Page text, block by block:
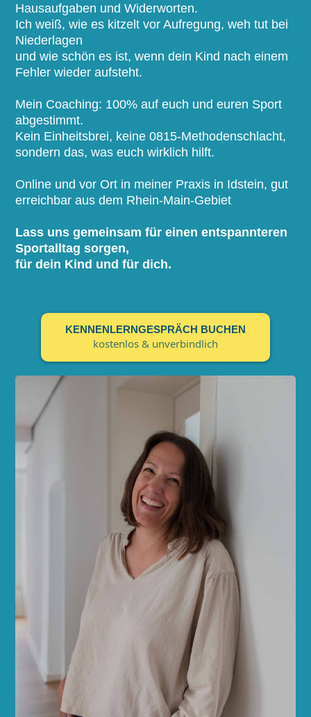
Hausaufgaben und Widerworten.
Ich weiß, wie es kitzelt vor Aufregung, weh tut bei
Niederlagen
und wie schön es ist, wenn dein Kind nach einem
Fehler wieder aufsteht.
Mein Coaching: 100% auf euch und euren Sport
abgestimmt.
Kein Einheitsbrei, keine 0815-Methodenschlacht,
sondern das, was euch wirklich hilft.
Online und vor Ort in meiner Praxis in Idstein, gut
erreichbar aus dem Rhein-Main-Gebiet
Lass uns gemeinsam für einen entspannteren
Sportalltag sorgen,
für dein Kind und für dich.
KENNENLERNGESPRÄCH BUCHEN
kostenlos & unverbindlich